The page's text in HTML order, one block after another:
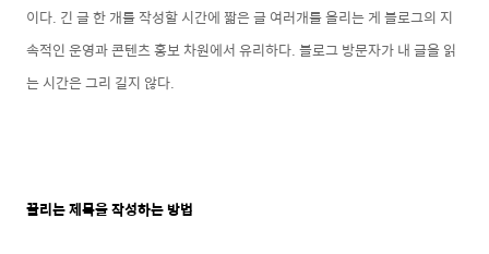
이다. 긴 글 한 개를 작성할 시간에 짧은 글 여러개를 올리는 게 블로그의 지
속적인 운영과 콘텐츠 홍보 차원에서 유리하다. 블로그 방문자가 내 글을 읽
는 시간은 그리 길지 않다.
끌리는 제목을 작성하는 방법